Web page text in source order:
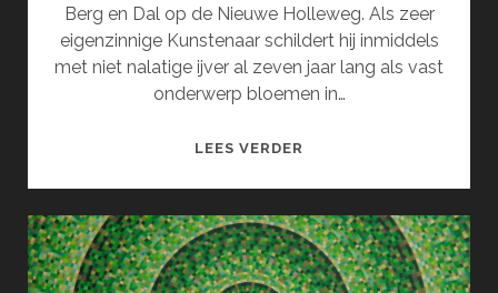
Berg en Dal op de Nieuwe Holleweg. Als zeer
eigenzinnige Kunstenaar schildert hij inmiddels
met niet nalatige ijver al zeven jaar lang als vast
onderwerp bloemen in…
LEES VERDER
AUGUSTUS)